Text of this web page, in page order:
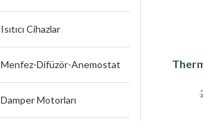
Isıtıcı Cihazlar
Menfez-Difüzör-Anemostat
Damper Motorları